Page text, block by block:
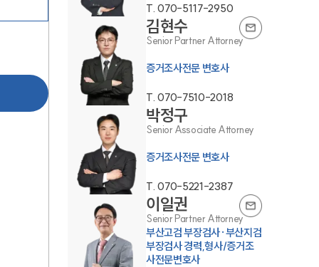
센터소개
센터소개
대륜의 강점
오시는 길
글로벌 파트너 로펌
고객의 소리
통합검색
AI대륜
T.070-5117-2950
김현수
Senior Partner Attorney
증거조사전문 변호사
T.070-7510-2018
박정구
Senior Associate Attorney
증거조사전문 변호사
T.070-5221-2387
이일권
Senior Partner Attorney
부산고검 부장검사·부산지검
부장검사 경력,형사/증거조
사전문변호사